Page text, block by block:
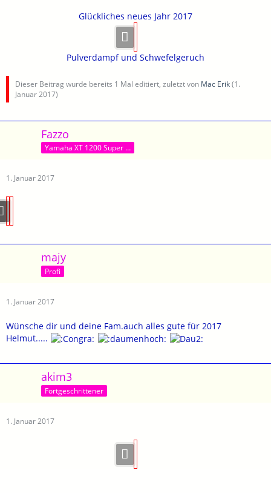
Glückliches neues Jahr 2017
Pulverdampf und Schwefelgeruch
Dieser Beitrag wurde bereits 1 Mal editiert, zuletzt von Mac Erik(1.
Januar 2017)
Fazzo
Yamaha XT 1200 Super Tenere World Grosser MTB Haibike am Passo Nota Tremalso
1. Januar 2017
majy
Profi
1. Januar 2017
Wünsche dir und deine Fam.auch alles gute für 2017
Helmut.....
akim3
Fortgeschrittener
1. Januar 2017